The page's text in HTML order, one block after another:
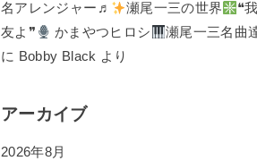
名アレンジャー♬ 瀬尾一三の世界
❝
友よ❞
かまやつヒロシ 瀬尾一三名曲
に Bobby Black より
アーカイブ
2026年8月